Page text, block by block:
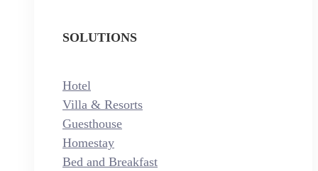
SOLUTIONS
Hotel
Villa & Resorts
Guesthouse
Homestay
Bed and Breakfast